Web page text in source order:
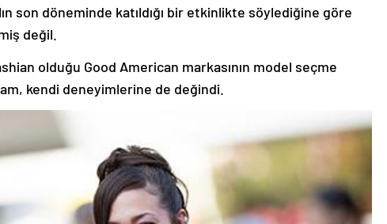
son döneminde katıldığı bir etkinlikte söylediğine göre
değil.
olduğu Good American markasının model seçme
kendi deneyimlerine de değindi.